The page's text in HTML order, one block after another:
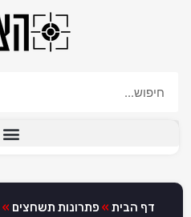
דף הבית » פתרונות תשחצים »